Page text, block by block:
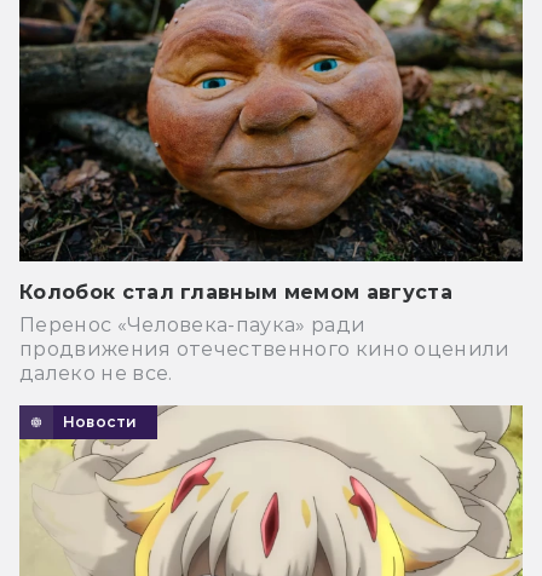
Колобок стал главным мемом августа
Перенос «Человека-паука» ради
продвижения отечественного кино оценили
далеко не все.
Новости